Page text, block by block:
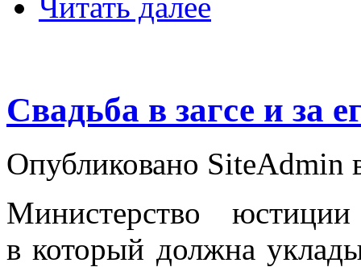
Читать далее
Свадьба в загсе и за
Опубликовано SiteAdmin
Министерство
в который должна